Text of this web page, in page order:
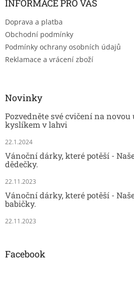
INFORMACE PRO VÁS
Doprava a platba
Obchodní podmínky
Podmínky ochrany osobních údajů
Reklamace a vrácení zboží
Novinky
Pozvedněte své cvičení na
kyslíkem v lahvi
22.1.2024
Vánoční dárky, které potěší -
dědečky.
22.11.2023
Vánoční dárky, které potěší -
babičky.
22.11.2023
Facebook